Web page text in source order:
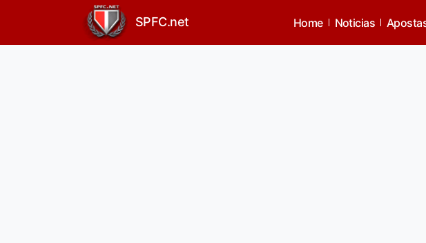
SPFC.net Home Noticias